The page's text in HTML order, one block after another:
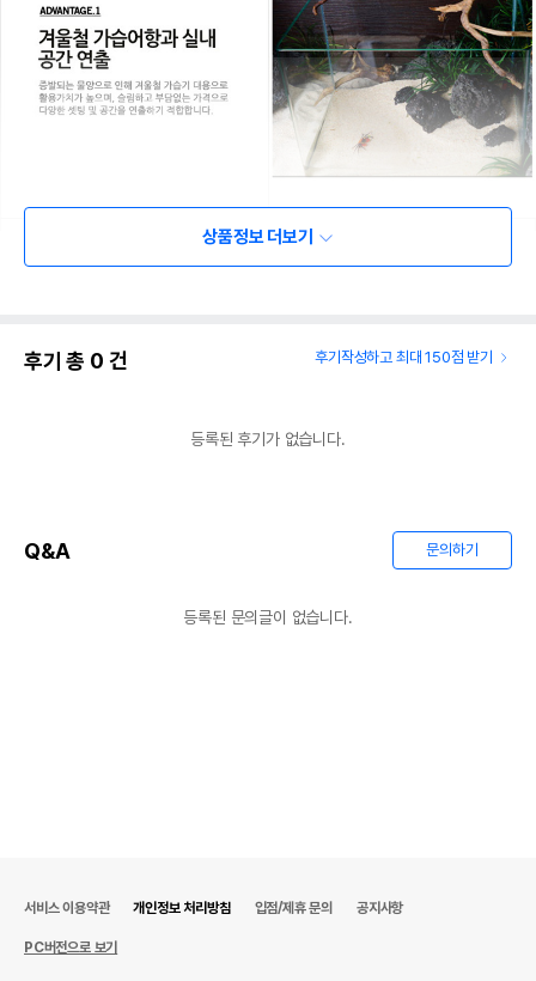
상품정보 더보기
후기 총 0 건 후기작성하고 최대 150점 받기
등록된 후기가 없습니다.
Q&A 문의하기
등록된 문의글이 없습니다.
서비스 이용약관 개인정보 처리방침 입점/제휴 문의 공지사항
PC버전으로 보기